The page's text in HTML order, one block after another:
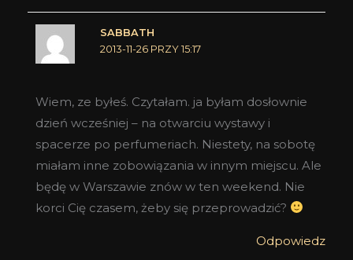
SABBATH
2013-11-26 PRZY 15:17
Wiem, ze byłeś. Czytałam. ja byłam dosłownie
dzień wcześniej – na otwarciu wystawy i
spacerze po perfumeriach. Niestety, na sobotę
miałam inne zobowiązania w innym miejscu. Ale
będę w Warszawie znów w ten weekend. Nie
korci Cię czasem, żeby się przeprowadzić?
Odpowiedz